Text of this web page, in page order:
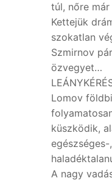
túl, nőre
Kettejük
szokatlan
Szmirnov
özvegyet…
Lomov
küszködik,
A nagy